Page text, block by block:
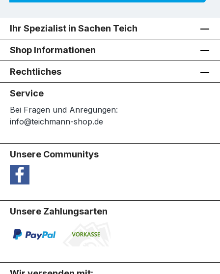
Ihr Spezialist in Sachen Teich
Shop Informationen
Rechtliches
Service
Bei Fragen und Anregungen:
info@teichmann-shop.de
Unsere Communitys
Unsere Zahlungsarten